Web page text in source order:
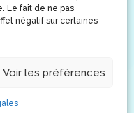
Le fait de ne pas
négatif sur certaines
Voir les préférences